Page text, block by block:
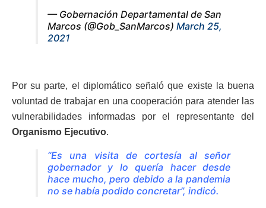
— Gobernación Departamental de San
Marcos (@Gob_SanMarcos) March 25,
2021
Por su parte, el diplomático señaló que existe la buena
voluntad de trabajar en una cooperación para atender las
vulnerabilidades informadas por el representante del
Organismo Ejecutivo.
“Es una visita de cortesía al señor
gobernador y lo quería hacer desde
hace mucho, pero debido a la pandemia
no se había podido concretar”, indicó.